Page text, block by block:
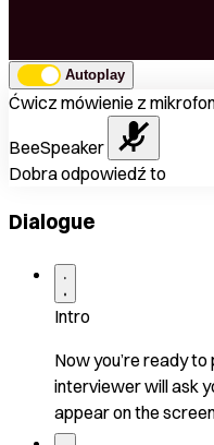
Autoplay
Ćwicz mówienie z
BeeSpeaker
Dobra odpowiedź to
Dialogue
Intro
Now you’re ready
interviewer will ask
appear on the